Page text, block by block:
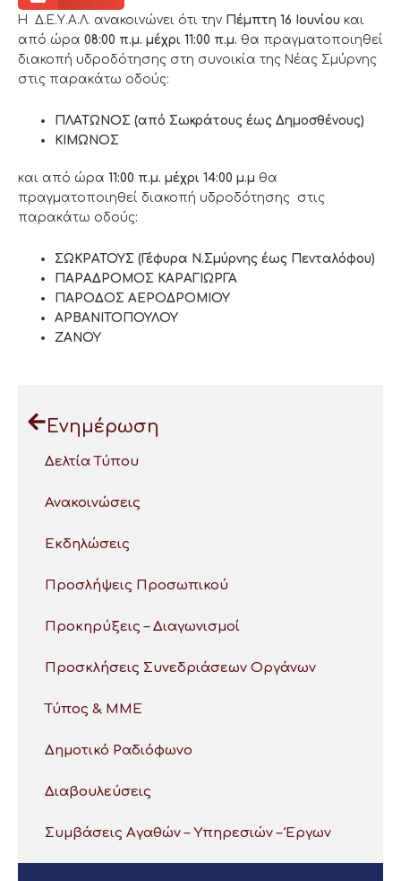
Η Δ.Ε.Υ.Α.Λ. ανακοινώνει ότι την Πέμπτη 16 Ιουνίου και
από ώρα 08:00 π.μ. μέχρι 11:00 π.μ. θα πραγματοποιηθεί
διακοπή υδροδότησης στη συνοικία της Νέας Σμύρνης
στις παρακάτω οδούς:
ΠΛΑΤΩΝΟΣ (από Σωκράτους έως Δημοσθένους)
ΚΙΜΩΝΟΣ
και από ώρα 11:00 π.μ. μέχρι 14:00 μ.μ θα
πραγματοποιηθεί διακοπή υδροδότησης στις
παρακάτω οδούς:
ΣΩΚΡΑΤΟΥΣ (Γέφυρα Ν.Σμύρνης έως Πενταλόφου)
ΠΑΡΑΔΡΟΜΟΣ ΚΑΡΑΓΙΩΡΓΑ
ΠΑΡΟΔΟΣ ΑΕΡΟΔΡΟΜΙΟΥ
ΑΡΒΑΝΙΤΟΠΟΥΛΟΥ
ΖΑΝΟΥ
Ενημέρωση
Δελτία Τύπου
Ανακοινώσεις
Εκδηλώσεις
Προσλήψεις Προσωπικού
Προκηρύξεις – Διαγωνισμοί
Προσκλήσεις Συνεδριάσεων Οργάνων
Τύπος & ΜΜΕ
Δημοτικό Ραδιόφωνο
Διαβουλεύσεις
Συμβάσεις Αγαθών – Υπηρεσιών – Έργων